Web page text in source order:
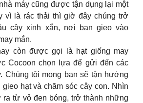
máy cũng được tận dụng lại một
vì là rác thải thì giờ đây chúng trở
cây xinh xắn, nơi bạn gieo vào
mắn.
còn được gọi là hạt giống may
Cocoon chọn lựa để gửi đến các
Chúng tôi mong bạn sẽ tận hưởng
gieo hạt và chăm sóc cây con. Nhìn
ra từ vỏ đen bóng, trở thành những